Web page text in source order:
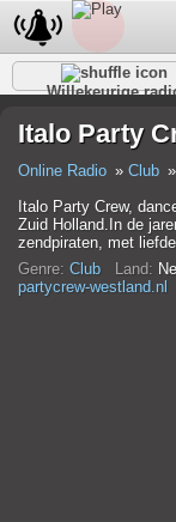
Willekeurige
Italo Party
Online Radio Club
Italo Party Crew,
Zuid Holland.In de
zendpiraten, met
Genre: Club Land:
partycrew-westland.nl